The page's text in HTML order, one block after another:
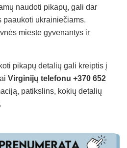
naudoti pikapų, gali dar
paaukoti ukrainiečiams.
mieste gyvenantys ir
pikapų detalių gali kreiptis į
Virginijų telefonu +370 652
patikslins, kokių detalių